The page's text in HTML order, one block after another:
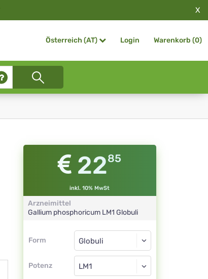
X
Österreich (AT) Login Warenkorb (0)
2285
inkl. 10% MwSt
Arzneimittel
Gallium phosphoricum LM1 Globuli
Form
Form
Potenz
Globuli
LM1